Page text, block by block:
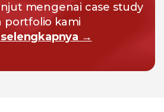
mengenai case study
portfolio kami
→